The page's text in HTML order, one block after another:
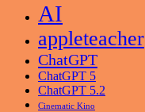
AI
appleteacher
ChatGPT
ChatGPT 5
ChatGPT 5.2
Cinematic Kino